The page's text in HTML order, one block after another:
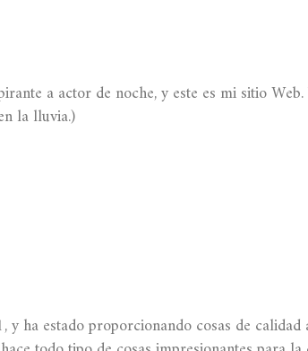
a actor de noche, y este es mi sitio
la lluvia.)
ha estado proporcionando cosas de